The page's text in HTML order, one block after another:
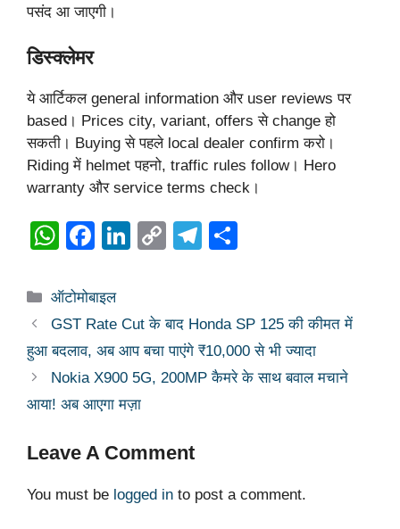
पसंद आ जाएगी।
डिस्क्लेमर
ये आर्टिकल general information और user reviews पर
based। Prices city, variant, offers से change हो
सकती। Buying से पहले local dealer confirm करो।
Riding में helmet पहनो, traffic rules follow। Hero
warranty और service terms check।
W
at
s
A
p
p
F
c
e
b
o
o
Li
e
dI
n
C
y
Li
n
T
gr
a
m
e
Categories
ऑटोमोबाइल
GST Rate Cut के बाद Honda SP 125 की कीमत में
हुआ बदलाव, अब आप बचा पाएंगे ₹10,000 से भी ज्यादा
Nokia X900 5G, 200MP कैमरे के साथ बवाल मचाने
आया! अब आएगा मज़ा
Leave A Comment
You must be logged in to post a comment.